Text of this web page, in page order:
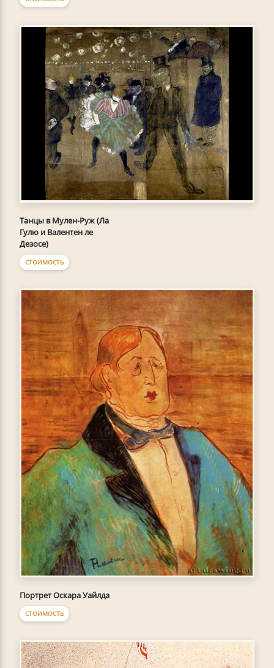
Танцы в Мулен-Руж (Ла
Гулю и Валентен ле
Дезосе)
СТОИМОСТЬ
Портрет Оскара Уайлда
СТОИМОСТЬ